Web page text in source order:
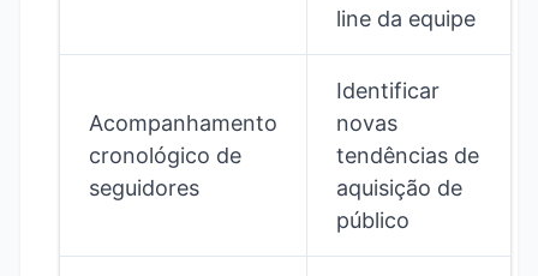
line da equipe
Acompanhamento
cronológico de
seguidores
Identificar
novas
tendências de
aquisição de
público